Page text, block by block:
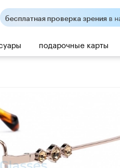
бесплатная проверка зрения в
подарочные карты